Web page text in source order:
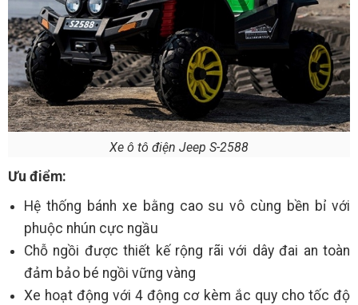
Xe ô tô điện Jeep S-2588
Ưu điểm:
Hệ thống bánh xe bằng cao su vô cùng bền bỉ với
phuộc nhún cực ngầu
Chỗ ngồi được thiết kế rộng rãi với dây đai an toàn
đảm bảo bé ngồi vững vàng
Xe hoạt động với 4 động cơ kèm ắc quy cho tốc độ